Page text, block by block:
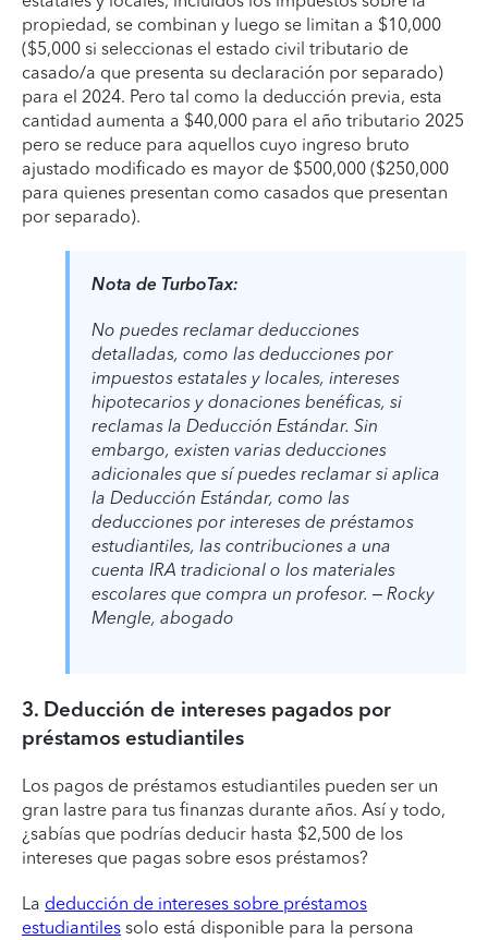
propiedad, se combinan y luego se limitan a $10,000
($5,000 si seleccionas el estado civil tributario de
casado/a que presenta su declaración por separado)
para el 2024. Pero tal como la deducción previa, esta
cantidad aumenta a $40,000 para el año tributario 2025
pero se reduce para aquellos cuyo ingreso bruto
ajustado modificado es mayor de $500,000 ($250,000
para quienes presentan como casados que presentan
por separado).
Nota de TurboTax:
No puedes reclamar deducciones
detalladas, como las deducciones por
impuestos estatales y locales, intereses
hipotecarios y donaciones benéficas, si
reclamas la Deducción Estándar. Sin
embargo, existen varias deducciones
adicionales que sí puedes reclamar si aplica
la Deducción Estándar, como las
deducciones por intereses de préstamos
estudiantiles, las contribuciones a una
cuenta IRA tradicional o los materiales
escolares que compra un profesor. – Rocky
Mengle, abogado
3. Deducción de intereses pagados por
préstamos estudiantiles
Los pagos de préstamos estudiantiles pueden ser un
gran lastre para tus finanzas durante años. Así y todo,
¿sabías que podrías deducir hasta $2,500 de los
intereses que pagas sobre esos préstamos?
La deducción de intereses sobre préstamos
estudiantiles solo está disponible para la persona